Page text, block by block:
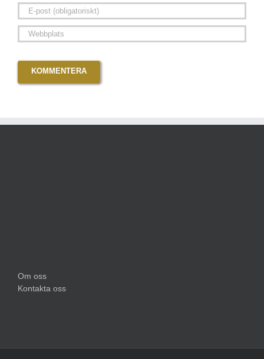
Om oss
Kontakta oss